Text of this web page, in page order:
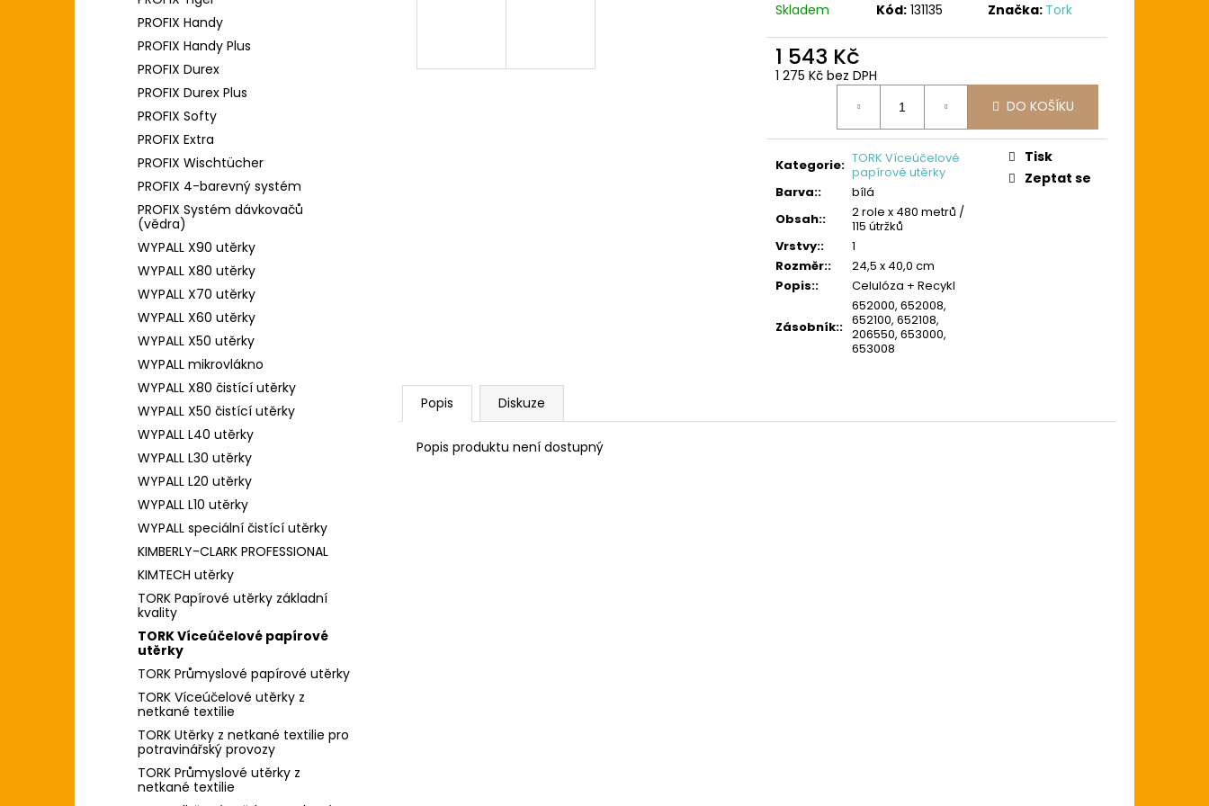
PROFIX Handy
PROFIX Handy Plus
PROFIX Durex
PROFIX Durex Plus
PROFIX Softy
PROFIX Extra
PROFIX Wischtücher
PROFIX 4-barevný systém
PROFIX Systém dávkovačů
(vědra)
WYPALL X90 utěrky
WYPALL X80 utěrky
WYPALL X70 utěrky
WYPALL X60 utěrky
WYPALL X50 utěrky
WYPALL mikrovlákno
WYPALL X80 čistící utěrky
WYPALL X50 čistící utěrky
WYPALL L40 utěrky
WYPALL L30 utěrky
WYPALL L20 utěrky
WYPALL L10 utěrky
WYPALL speciální čistící utěrky
KIMBERLY-CLARK PROFESSIONAL
KIMTECH utěrky
TORK Papírové utěrky základní
kvality
TORK Víceúčelové papírové
utěrky
TORK Průmyslové papírové utěrky
TORK Víceúčelové utěrky z
netkané textilie
TORK Utěrky z netkané textilie pro
potravinářský provozy
TORK Průmyslové utěrky z
netkané textilie
Skladem Kód: 131135 Značka: Tork
1 543 Kč
1 275 Kč bez DPH
DO KOŠÍKU
Kategorie: TORK Víceúčelové
papírové utěrky
Barva::
bílá
Obsah::
2 role x 480 metrů /
115 útržků
Vrstvy::
1
Rozměr::
24,5 x 40,0 cm
Popis:: Celulóza + Recykl
Zásobník::
652000, 652008,
652100, 652108,
206550, 653000,
653008
Tisk
Zeptat se
Popis Diskuze
Popis produktu není dostupný